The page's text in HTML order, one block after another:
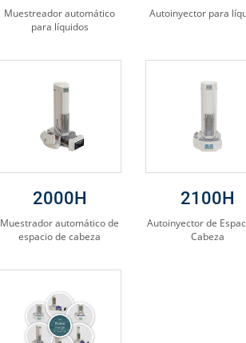
Muestreador automático
para líquidos
Autoinyector para
2000H
Muestrador automático de
espacio de cabeza
2100H
Autoinyector de
Cabeza